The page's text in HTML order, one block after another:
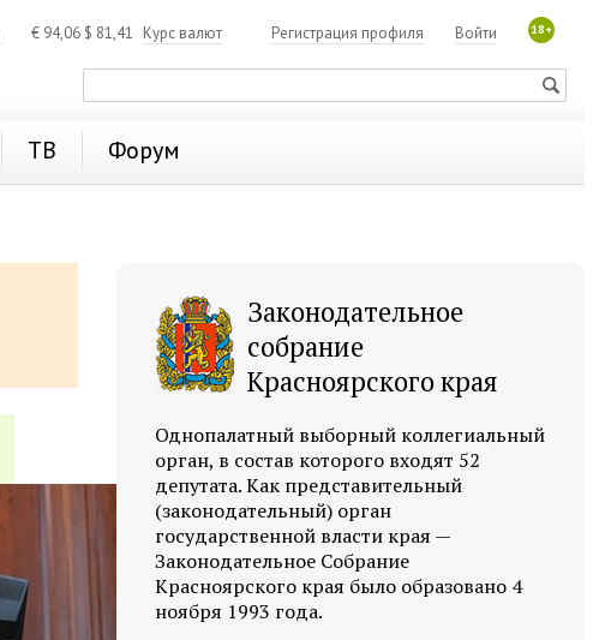
€ 94,06 $ 81,41 Курс валют 18+
Войти
Регистрация профиля
ТВ Форум
Законодательное
собрание
Красноярского края
Однопалатный выборный коллегиальный
орган, в состав которого входят 52
депутата. Как представительный
(законодательный) орган
государственной власти края —
Законодательное Собрание
Красноярского края было образовано 4
ноября 1993 года.